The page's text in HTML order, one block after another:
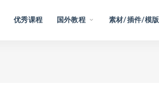
优秀课程 国外教程 素材/插件/模版